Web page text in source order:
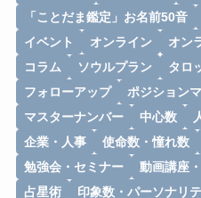
「ことだま鑑定」お名前50音
イベント
オンライン オン
コラム
ソウルプラン タロ
フォローアップ
ポジション
マスターナンバー
中心数
企業・人事
使命数・憧れ数
勉強会・セミナー
動画講座
占星術
印象数・パーソナリ